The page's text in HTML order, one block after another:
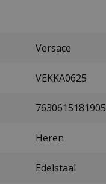
Versace
VEKKA0625
7630615181905
Heren
Edelstaal